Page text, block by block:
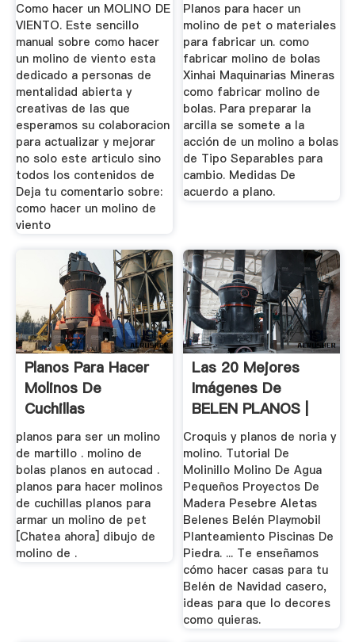
Como hacer un MOLINO DE
VIENTO. Este sencillo
manual sobre como hacer
un molino de viento esta
dedicado a personas de
mentalidad abierta y
creativas de las que
esperamos su colaboracion
para actualizar y mejorar
no solo este articulo sino
todos los contenidos de
Deja tu comentario sobre:
como hacer un molino de
viento
Planos para hacer un
molino de pet o materiales
para fabricar un. como
fabricar molino de bolas
Xinhai Maquinarias Mineras
como fabricar molino de
bolas. Para preparar la
arcilla se somete a la
acción de un molino a bolas
de Tipo Separables para
cambio. Medidas De
acuerdo a plano.
Planos Para Hacer
Molinos De
Cuchillas
planos para ser un molino
de martillo . molino de
bolas planos en autocad .
planos para hacer molinos
de cuchillas planos para
armar un molino de pet
[Chatea ahora] dibujo de
molino de .
Las 20 Mejores
Imágenes De
BELEN PLANOS |
Belenes, Pesebre ...
Croquis y planos de noria y
molino. Tutorial De
Molinillo Molino De Agua
Pequeños Proyectos De
Madera Pesebre Aletas
Belenes Belén Playmobil
Planteamiento Piscinas De
Piedra. ... Te enseñamos
cómo hacer casas para tu
Belén de Navidad casero,
ideas para que lo decores
como quieras.